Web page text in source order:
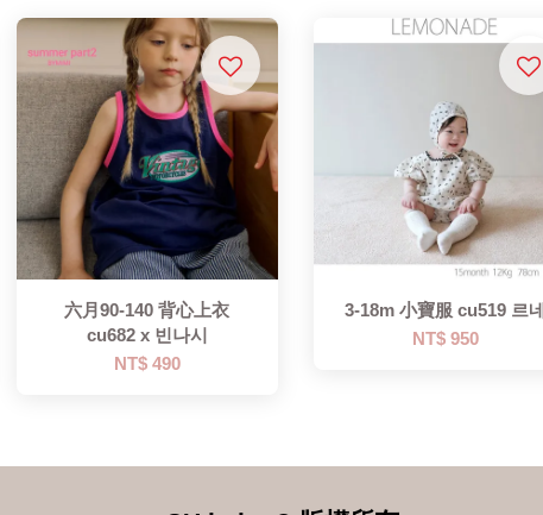
六月90-140 背心上衣
cu682 x 빈나시
NT$ 490
3-18m 小寶服 cu519 르네
NT$ 950